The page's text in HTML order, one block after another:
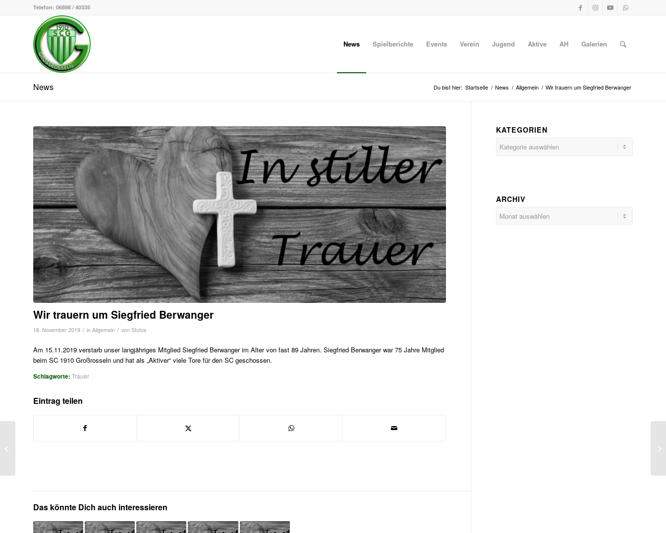
Telefon: 06898 / 40335
News Spielberichte Events Verein Jugend Aktive AH Galerien
News Du bist hier: Startseite / News / Allgemein / Wir trauern um Siegfried Berwanger
Wir trauern um Siegfried Berwanger
18. November 2019 / in Allgemein / von Stutza
Am 15.11.2019 verstarb unser langjähriges Mitglied Siegfried Berwanger im Alter von fast 89 Jahren. Siegfried Berwanger war 75 Jahre Mitglied
beim SC 1910 Großrosseln und hat als „Aktiver“ viele Tore für den SC geschossen.
Schlagworte: Trauer
Eintrag teilen
Das könnte Dich auch interessieren
KATEGORIEN
ARCHIV